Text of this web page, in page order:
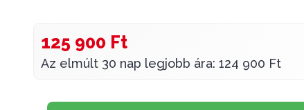
125 900 Ft
Az elmúlt 30 nap legjobb ára: 124 900 Ft